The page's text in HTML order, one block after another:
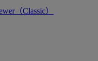
（Classic）